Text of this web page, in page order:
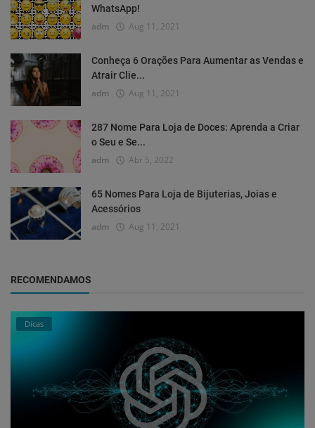
WhatsApp!
adm Aug 11, 2021
Conheça 6 Orações Para Aumentar as Vendas e
Atrair Clie...
adm Aug 11, 2021
287 Nome Para Loja de Doces: Aprenda a Criar
o Seu e Se...
adm Abr 5, 2022
65 Nomes Para Loja de Bijuterias, Joias e
Acessórios
adm Aug 11, 2021
RECOMENDAMOS
Dicas